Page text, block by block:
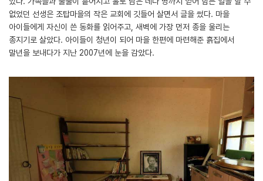
없었던 선생은 조탑마을의 작은 교회에 깃들어 살면서 글을 썼다. 마을
아이들에게 자신이 쓴 동화를 읽어주고, 새벽에 가장 먼저 종을 울리는
종지기로 살았다. 아이들이 청년이 되어 마을 한편에 마련해준 흙집에서
말년을 보내다가 지난 2007년에 눈을 감았다.